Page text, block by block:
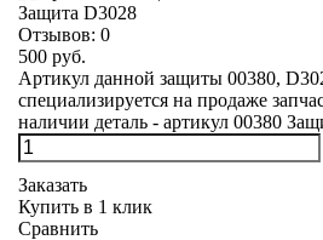
Защита D3028
Отзывов: 0
500 руб.
Артикул данной защиты 00380,
специализируется на продаже
наличии деталь - артикул 00380
Заказать
Купить в 1 клик
Сравнить